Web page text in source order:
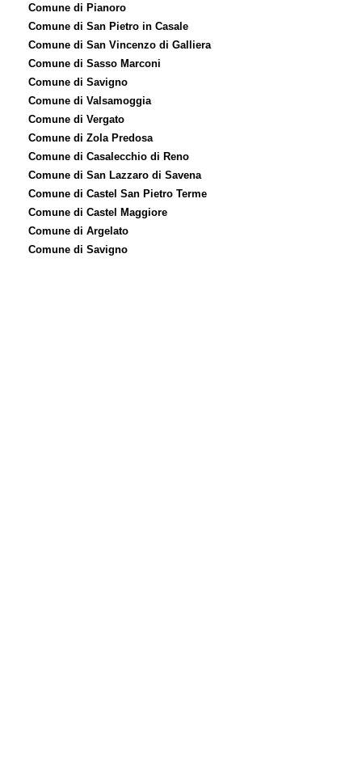
Comune di Pianoro
Comune di San Pietro in Casale
Comune di San Vincenzo di Galliera
Comune di Sasso Marconi
Comune di Savigno
Comune di Valsamoggia
Comune di Vergato
Comune di Zola Predosa
Comune di Casalecchio di Reno
Comune di San Lazzaro di Savena
Comune di Castel San Pietro Terme
Comune di Castel Maggiore
Comune di Argelato
Comune di Savigno